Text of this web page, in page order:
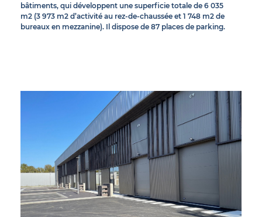
bâtiments, qui développent une superficie totale de 6 035
m2 (3 973 m2 d’activité au rez-de-chaussée et 1 748 m2 de
bureaux en mezzanine). Il dispose de 87 places de parking.